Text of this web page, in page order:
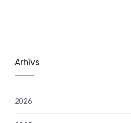
Arhīvs
2026